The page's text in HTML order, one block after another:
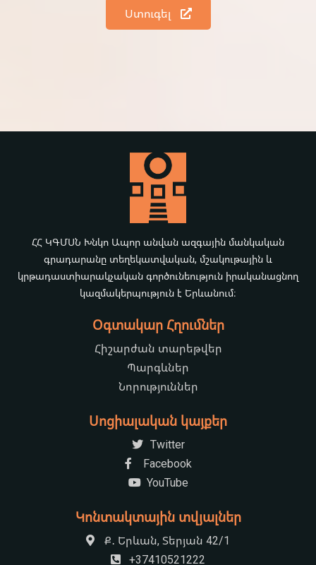
Ստուգել
ՀՀ ԿԳՄՍՆ Խնկո Ապոր անվան ազգային մանկական
գրադարանը տեղեկատվական, մշակութային և
կրթադաստիարակչական գործունեություն իրականացնող
կազմակերպություն է Երևանում։
Օգտակար Հղումներ
Հիշարժան տարեթվեր
Պարգևներ
Նորություններ
Սոցիալական կայքեր
Twitter
Facebook
YouTube
Կոնտակտային տվյալներ
Ք․ Երևան, Տերյան 42/1
+37410521222